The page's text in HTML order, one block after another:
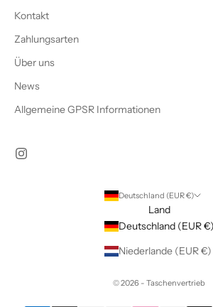
Kontakt
Zahlungsarten
Über uns
News
Allgemeine GPSR Informationen
Deutschland (EUR €)
Land
Deutschland (EUR €)
Niederlande (EUR €)
© 2026 - Taschenvertrieb